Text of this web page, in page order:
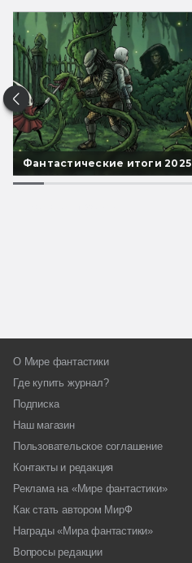
Фантастические итоги 2025
О Мире фантастики
Где купить журнал?
Подписка
Наш магазин
Пользовательское соглашение
Контакты и редакция
Реклама на «Мире фантастики»
Как стать автором МирФ
Награды «Мира фантастики»
Вопросы редакции